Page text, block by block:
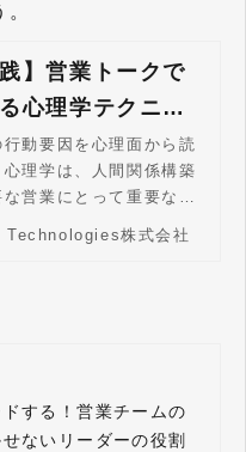
践】営業トークで
心理学テクニッ
をわかりやすく
行動要因を心理面から読
心理学は、人間関係構築
な営業にとって重要な学
。営業活動で実践されて
すすめの心理学テクニッ
Technologies株式会社
する！営業チームの
ないリーダーの役割